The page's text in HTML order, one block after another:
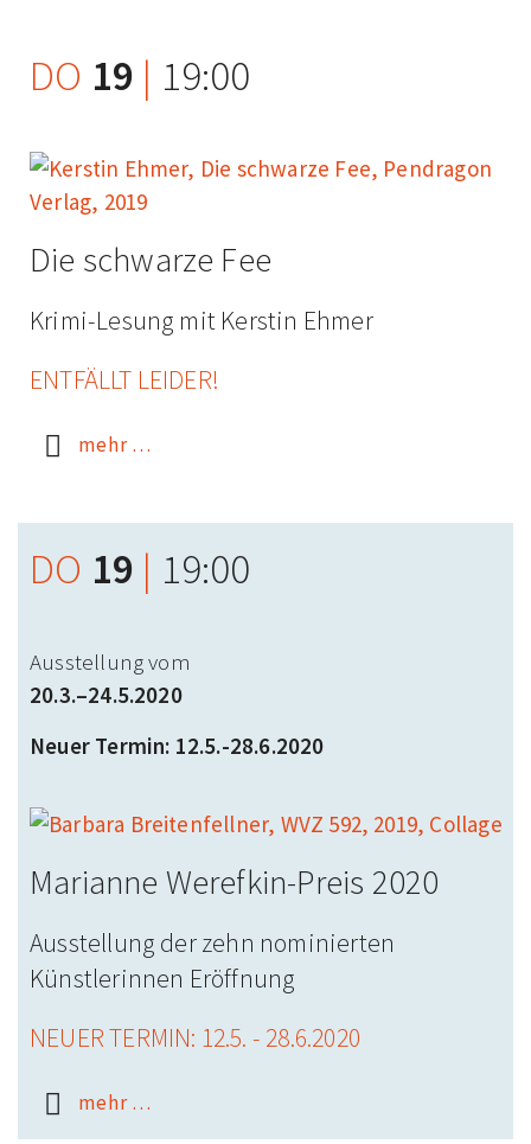
DO 19 | 19:00
Die schwarze Fee
Krimi-Lesung mit Kerstin Ehmer
ENTFÄLLT LEIDER!
mehr …
DO 19 | 19:00
Ausstellung vom
20.3.–24.5.2020
Neuer Termin: 12.5.-28.6.2020
Marianne Werefkin-Preis 2020
Ausstellung der zehn nominierten
Künstlerinnen Eröffnung
NEUER TERMIN: 12.5. - 28.6.2020
mehr …